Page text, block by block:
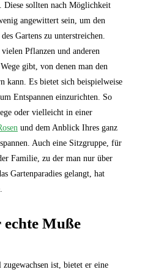
Diese sollten nach Möglichkeit
angewittert sein, um den
Gartens zu unterstreichen.
Pflanzen und anderen
gibt, von denen man den
kann. Es bietet sich beispielweise
Entspannen einzurichten. So
oder vielleicht in einer
und dem Anblick Ihres ganz
Auch eine Sitzgruppe, für
Familie, zu der man nur über
Gartenparadies gelangt, hat
Muße
ist, bietet er eine